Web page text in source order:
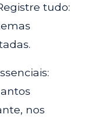
tudo:
nos